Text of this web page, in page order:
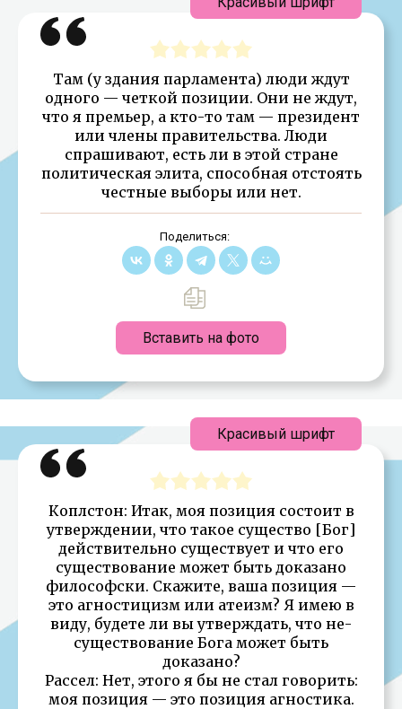
Там (у здания парламента) люди ждут
одного — четкой позиции. Они не ждут,
что я премьер, а кто-то там — президент
или члены правительства. Люди
спрашивают, есть ли в этой стране
политическая элита, способная отстоять
честные выборы или нет.
Поделиться:
Вставить на фото
Коплстон: Итак, моя позиция состоит в
утверждении, что такое существо [Бог]
действительно существует и что его
существование может быть доказано
философски. Скажите, ваша позиция —
это агностицизм или атеизм? Я имею в
виду, будете ли вы утверждать, что не-
существование Бога может быть
доказано?
Рассел: Нет, этого я бы не стал говорить:
моя позиция — это позиция агностика.
Красивый шрифт